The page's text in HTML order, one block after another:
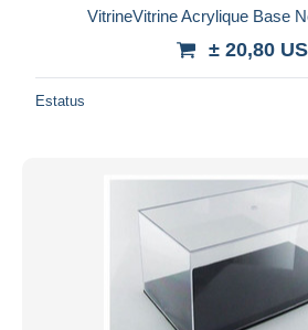
Cerrando dentro
Precio
Sólo con descuento
Envío gratis
Métodos de pago
PayPal
Transferencia bancaria
VitrineVitrine Acrylique Base
± 20,80
Estatus